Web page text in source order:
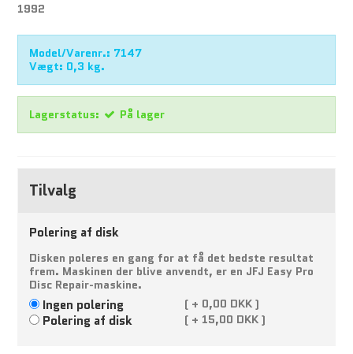
1992
Model/Varenr.: 7147
Vægt: 0,3 kg.
Lagerstatus: På lager
Tilvalg
Polering af disk
Disken poleres en gang for at få det bedste resultat
frem. Maskinen der blive anvendt, er en JFJ Easy Pro
Disc Repair-maskine.
Ingen polering ( + 0,00 DKK )
Polering af disk ( + 15,00 DKK )